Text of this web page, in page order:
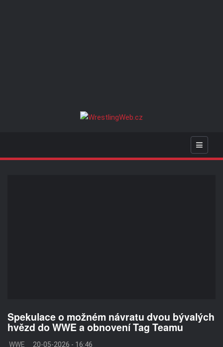
Spekulace o možném návratu dvou bývalých
hvězd do WWE a obnovení Tag Teamu
WWE 20-05-2026 - 16:46